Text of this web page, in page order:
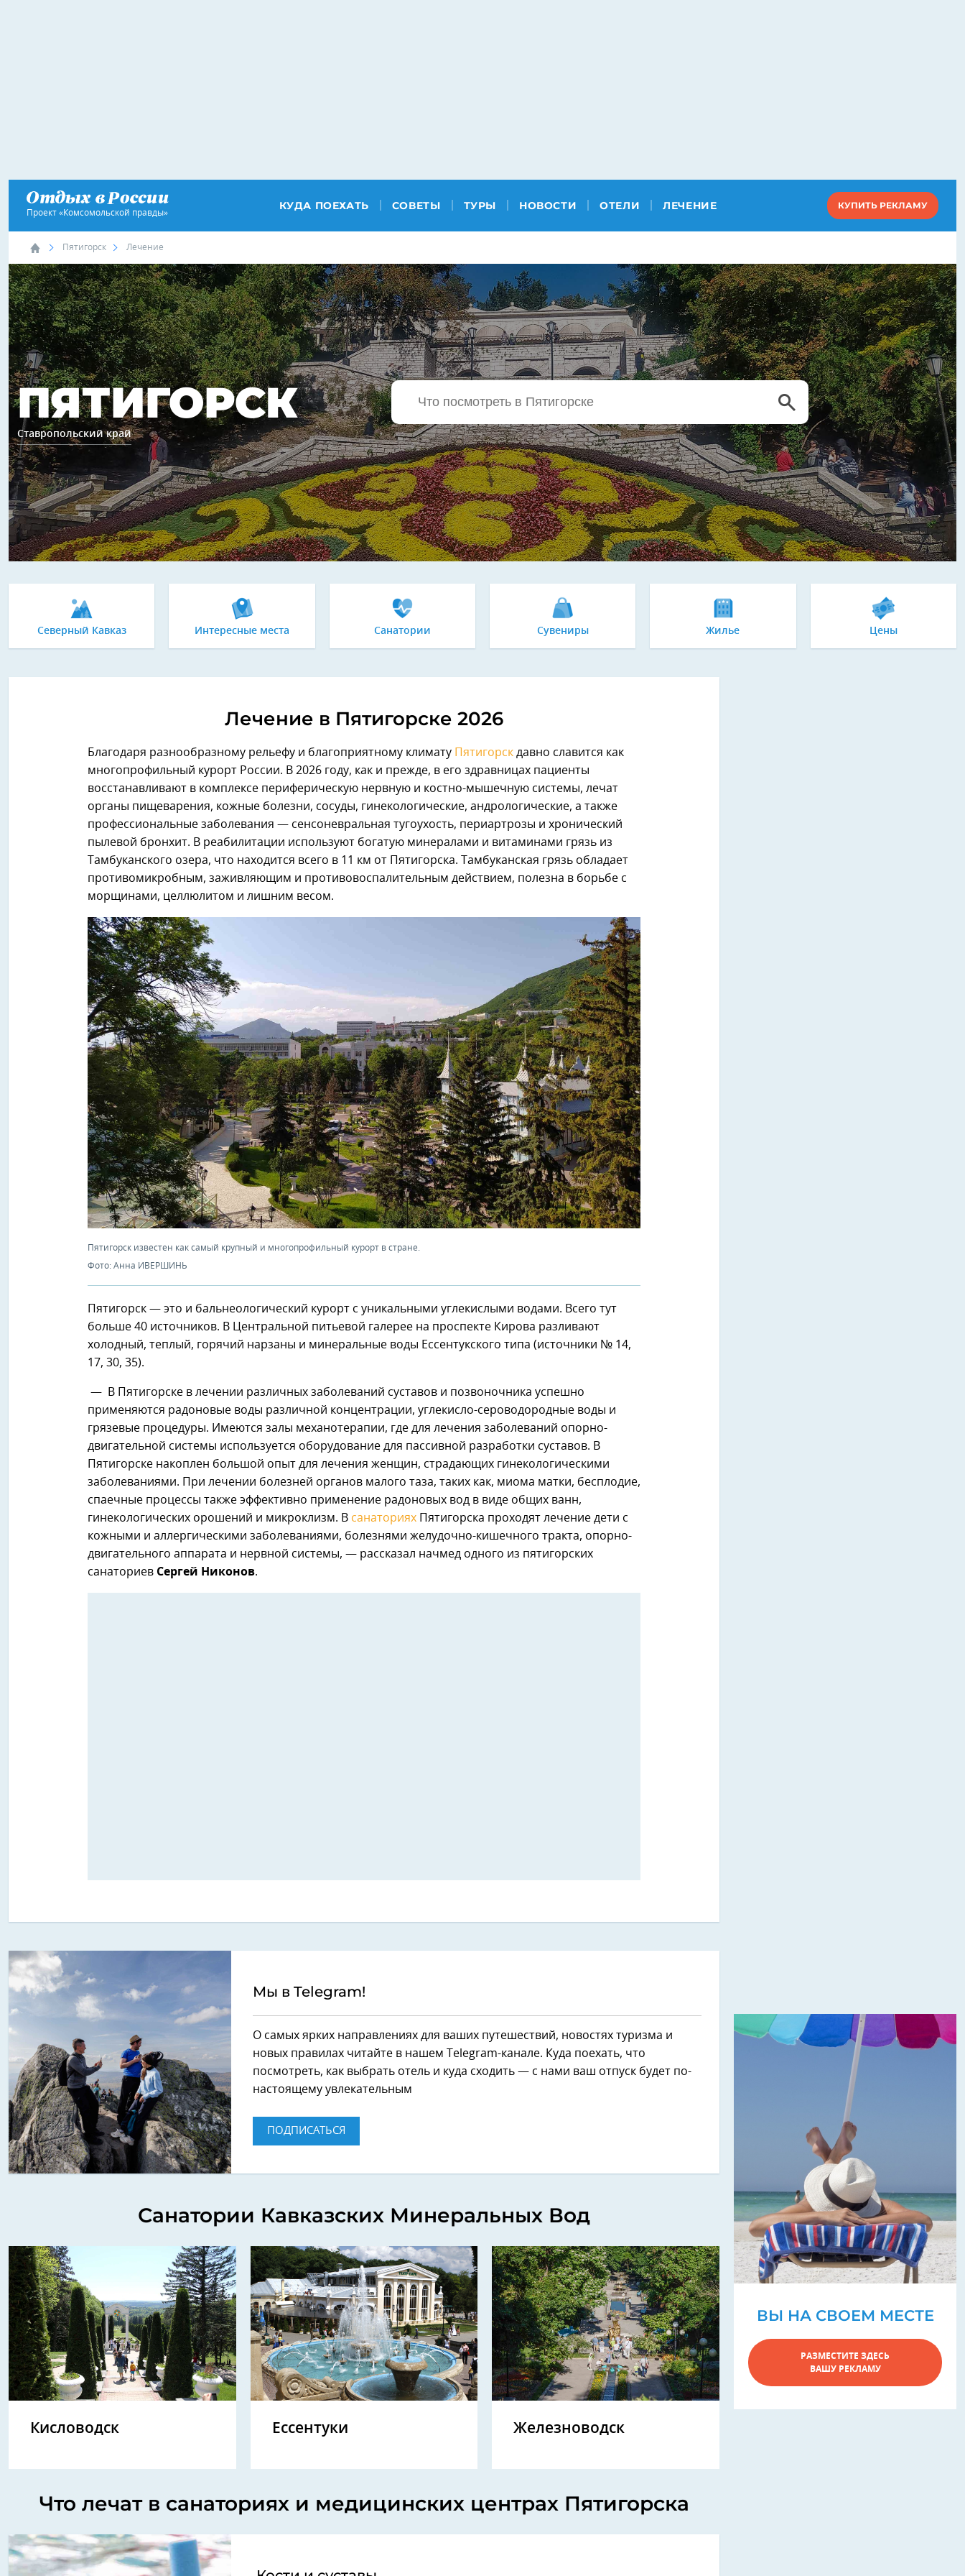
Проект «Комсомольской правды»
КУДА ПОЕХАТЬ СОВЕТЫ ТУРЫ НОВОСТИ ОТЕЛИ ЛЕЧЕНИЕ КУПИТЬ РЕКЛАМУ
Пятигорск Лечение
ПЯТИГОРСК
Ставропольский край
Северный Кавказ Интересные места Санатории Сувениры Жилье Цены
Лечение в Пятигорске 2026
Благодаря разнообразному рельефу и благоприятному климату Пятигорск давно славится как
многопрофильный курорт России. В 2026 году, как и прежде, в его здравницах пациенты
восстанавливают в комплексе периферическую нервную и костно-мышечную системы, лечат
органы пищеварения, кожные болезни, сосуды, гинекологические, андрологические, а также
профессиональные заболевания — сенсоневральная тугоухость, периартрозы и хронический
пылевой бронхит. В реабилитации используют богатую минералами и витаминами грязь из
Тамбуканского озера, что находится всего в 11 км от Пятигорска. Тамбуканская грязь обладает
противомикробным, заживляющим и противовоспалительным действием, полезна в борьбе с
морщинами, целлюлитом и лишним весом.
Пятигорск известен как самый крупный и многопрофильный курорт в стране.
Фото: Анна ИВЕРШИНЬ
Пятигорск — это и бальнеологический курорт с уникальными углекислыми водами. Всего тут
больше 40 источников. В Центральной питьевой галерее на проспекте Кирова разливают
холодный, теплый, горячий нарзаны и минеральные воды Ессентукского типа (источники № 14,
17, 30, 35).
— В Пятигорске в лечении различных заболеваний суставов и позвоночника успешно
применяются радоновые воды различной концентрации, углекисло-сероводородные воды и
грязевые процедуры. Имеются залы механотерапии, где для лечения заболеваний опорно-
двигательной системы используется оборудование для пассивной разработки суставов. В
Пятигорске накоплен большой опыт для лечения женщин, страдающих гинекологическими
заболеваниями. При лечении болезней органов малого таза, таких как, миома матки, бесплодие,
спаечные процессы также эффективно применение радоновых вод в виде общих ванн,
гинекологических орошений и микроклизм. В санаториях Пятигорска проходят лечение дети с
кожными и аллергическими заболеваниями, болезнями желудочно-кишечного тракта, опорно-
двигательного аппарата и нервной системы, — рассказал начмед одного из пятигорских
санаториев Сергей Никонов.
Мы в Telegram!
О самых ярких направлениях для ваших путешествий, новостях туризма и
новых правилах читайте в нашем Telegram-канале. Куда поехать, что
посмотреть, как выбрать отель и куда сходить — с нами ваш отпуск будет по-
настоящему увлекательным
ПОДПИСАТЬСЯ
Санатории Кавказских Минеральных Вод
Кисловодск Ессентуки Железноводск
Что лечат в санаториях и медицинских центрах Пятигорска
ВЫ НА СВОЕМ МЕСТЕ
РАЗМЕСТИТЕ ЗДЕСЬ
ВАШУ РЕКЛАМУ